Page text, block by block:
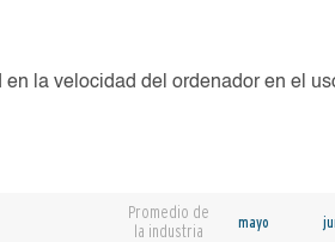
la velocidad del ordenador en el
Promedio de
la industria
mayo